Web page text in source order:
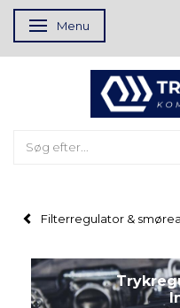
Skifte navigation
Menu
Filterregulator &